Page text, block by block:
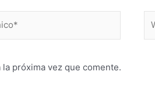
próxima vez que comente.